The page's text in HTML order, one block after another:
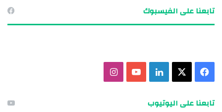
تابعنا على الفيسبوك
تابعنا على اليوتيوب